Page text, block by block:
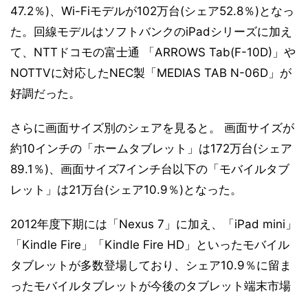
47.2％)、Wi-Fiモデルが102万台(シェア52.8％)となっ
た。回線モデルはソフトバンクのiPadシリーズに加え
て、NTTドコモの富士通 「ARROWS Tab(F-10D)」や
NOTTVに対応したNEC製「MEDIAS TAB N-06D」が
好調だった。
さらに画面サイズ別のシェアを見ると。 画面サイズが
約10インチの「ホームタブレット」は172万台(シェア
89.1％)、画面サイズ7インチ台以下の「モバイルタブ
レット」は21万台(シェア10.9％)となった。
2012年度下期には「Nexus 7」に加え、「iPad mini」
「Kindle Fire」「Kindle Fire HD」といったモバイル
タブレットが多数登場しており、シェア10.9％に留ま
ったモバイルタブレットが今後のタブレット端末市場